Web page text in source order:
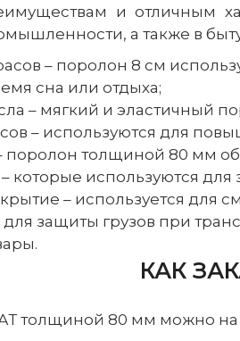
и отличным
а также в
– поролон 8 см
сна или отдыха;
– мягкий и эластичный
– используются для
поролон толщиной 80 мм
которые используются
– используется для
защиты грузов при
КАК
толщиной 80 мм можно